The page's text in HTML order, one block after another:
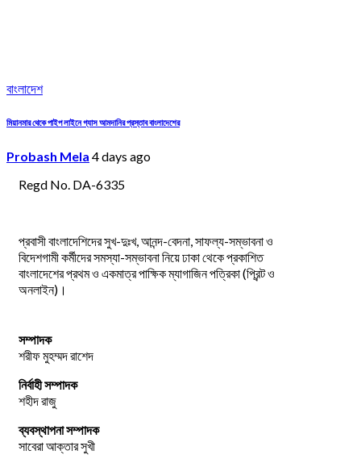
বাংলাদেশ
মিয়ানমার থেকে পাইপ লাইনে গ্যাস আমদানির প্রস্তাব বাংলাদেশের
Probash Mela 4 days ago
Regd No. DA-6335
প্রবাসী বাংলাদেশিদের সুখ-দুঃখ, আনন্দ-বেদনা, সাফল্য-সম্ভাবনা ও
বিদেশগামী কর্মীদের সমস্যা-সম্ভাবনা নিয়ে ঢাকা থেকে প্রকাশিত
বাংলাদেশের প্রথম ও একমাত্র পাক্ষিক ম্যাগাজিন পত্রিকা (প্রিন্ট ও
অনলাইন)।
সম্পাদক
শরীফ মুহম্মদ রাশেদ
নির্বাহী সম্পাদক
শহীদ রাজু
ব্যবস্থাপনা সম্পাদক
সাবেরা আক্তার সুখী